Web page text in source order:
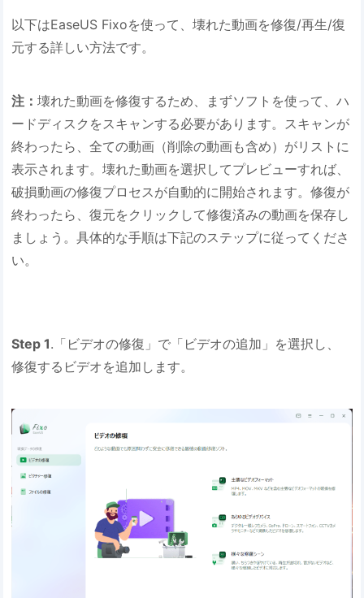
以下はEaseUS Fixoを使って、壊れた動画を修復/再生/復
元する詳しい方法です。
注：壊れた動画を修復するため、まずソフトを使って、ハ
ードディスクをスキャンする必要があります。スキャンが
終わったら、全ての動画（削除の動画も含め）がリストに
表示されます。壊れた動画を選択してプレビューすれば、
破損動画の修復プロセスが自動的に開始されます。修復が
終わったら、復元をクリックして修復済みの動画を保存し
ましょう。具体的な手順は下記のステップに従ってくださ
い。
Step 1.「ビデオの修復」で「ビデオの追加」を選択し、
修復するビデオを追加します。